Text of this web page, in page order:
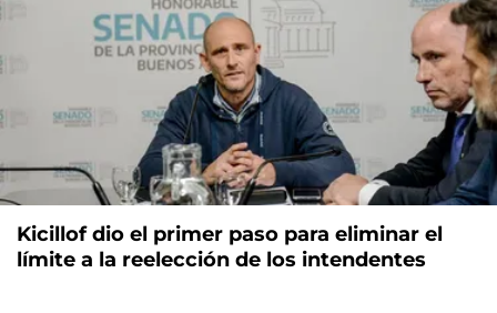
Kicillof dio el primer paso para eliminar el
límite a la reelección de los intendentes